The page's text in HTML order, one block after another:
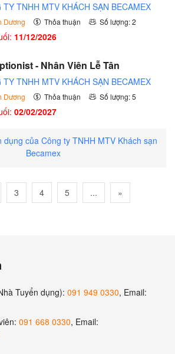
TY TNHH MTV KHÁCH SẠN BECAMEX
Dương Thỏa thuận Số lượng: 2
11/12/2026
- Nhân Viên Lễ Tân
TY TNHH MTV KHÁCH SẠN BECAMEX
Dương Thỏa thuận Số lượng: 5
02/02/2027
dụng của Công ty TNHH MTV Khách sạn
Becamex
3 4 5 ... »
Tuyển dụng): 091 949 0330, Email:
091 668 0330, Email: